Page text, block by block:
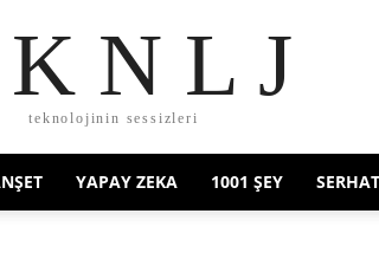
N L J
teknolojinin sessizleri
YAPAY ZEKA 1001 ŞEY